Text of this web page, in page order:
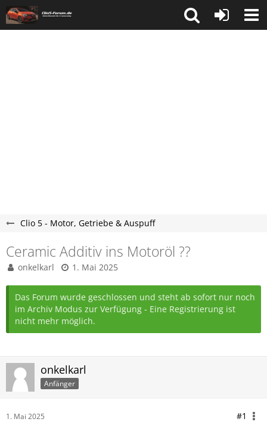
Clio 5 - Motor, Getriebe & Auspuff
Ceramic Additiv ins Motoröl ??
onkelkarl 1. Mai 2025
Das Forum wurde geschlossen und steht ab sofort nur noch
im Archiv Modus zur Verfügung - Eine Registrierung ist
nicht mehr möglich.
onkelkarl
Anfänger
1. Mai 2025 #1